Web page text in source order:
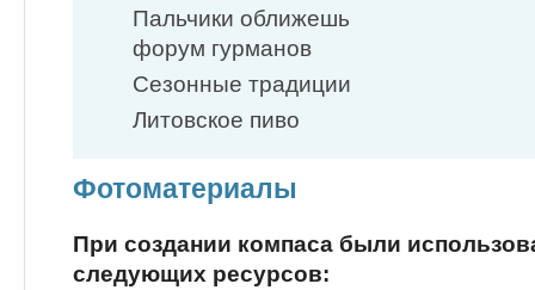
Пальчики оближешь
форум гурманов
Сезонные традиции
Литовское пиво
Фотоматериалы
При создании компаса были
следующих ресурсов: